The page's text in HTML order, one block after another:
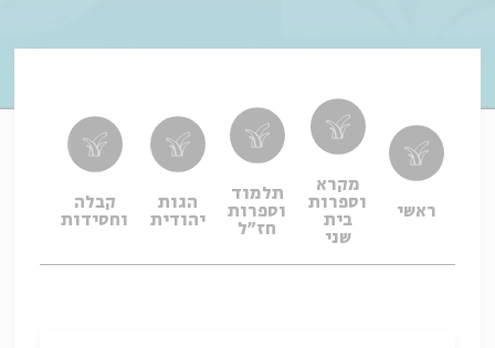
ראשי
מקרא
וספרות
בית
שני
תלמוד
וספרות
חז"ל
הגות
יהודית
קבלה
וחסידות